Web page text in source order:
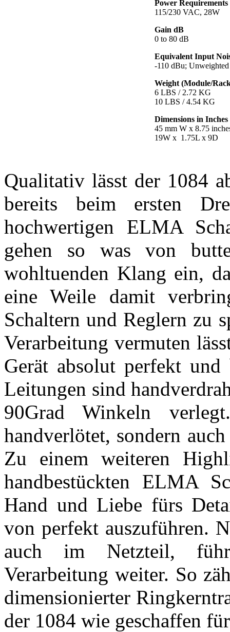
Power Requirements
115/230 VAC, 28W
Gain dB
0 to 80 dB
Equivalent Input
-110 dBu;
Weight (Module/
6 LBS / 2.72 KG
10 LBS / 4.54 KG
Dimensions in
45 mm W x 8.75
19W x 1.75L x 9D
Qualitativ lässt der 1084
bereits beim ersten
hochwertigen ELMA
gehen so was von
wohltuenden Klang ein,
eine Weile damit
Schaltern und Reglern zu
Verarbeitung vermuten
Gerät absolut perfekt und
Leitungen sind
90Grad Winkeln
handverlötet, sondern
Zu einem weiteren
handbestückten ELMA
Hand und Liebe fürs
von perfekt auszuführen.
auch im Netzteil,
Verarbeitung weiter. So
dimensionierter
der 1084 wie geschaffen